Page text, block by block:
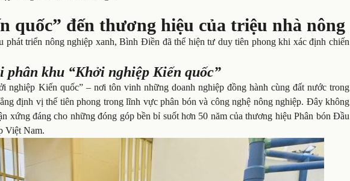
quốc” đến thương hiệu của triệu nhà nông
phát triển nông nghiệp xanh, Bình Điền đã thể hiện tư duy tiên phong khi xác định chiến
phân khu “Khởi nghiệp Kiến quốc”
nghiệp Kiến quốc” – nơi tôn vinh những doanh nghiệp đồng hành cùng đất nước trong
định vị thế tiên phong trong lĩnh vực phân bón và công nghệ nông nghiệp. Đây không
xứng đáng cho những đóng góp bền bỉ suốt hơn 50 năm của thương hiệu Phân bón Đầu
Việt Nam.